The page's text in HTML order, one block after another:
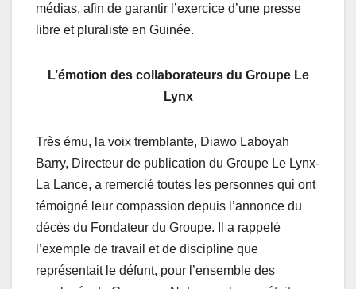
médias, afin de garantir l’exercice d’une presse
libre et pluraliste en Guinée.
L’émotion des collaborateurs du Groupe Le
Lynx
Très ému, la voix tremblante, Diawo Laboyah
Barry, Directeur de publication du Groupe Le Lynx-
La Lance, a remercié toutes les personnes qui ont
témoigné leur compassion depuis l’annonce du
décès du Fondateur du Groupe. Il a rappelé
l’exemple de travail et de discipline que
représentait le défunt, pour l’ensemble des